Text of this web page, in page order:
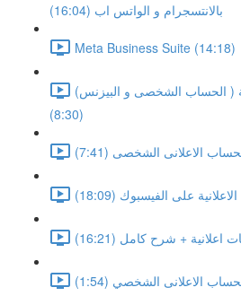
بالانتسجرام و الواتس اب (16:04)
Meta Business Suite (14:18)
( الحساب الشخصى و البيزنس)
(8:30)
الاعلانى الشخصى (7:41)
على الفيسبوك (18:09)
+ شرح كامل (16:21)
الاعلانى الشخصي (1:54)